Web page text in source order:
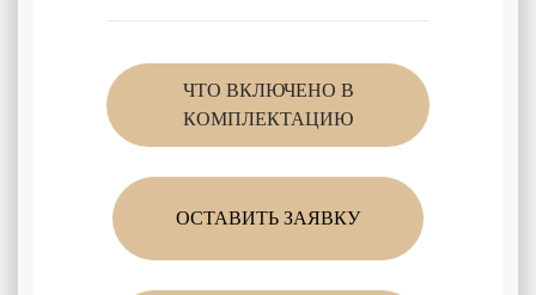
ЧТО ВКЛЮЧЕНО В
КОМПЛЕКТАЦИЮ
ОСТАВИТЬ ЗАЯВКУ